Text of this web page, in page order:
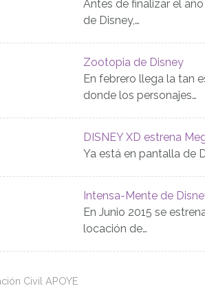
Antes de finalizar el
de Disney,…
Zootopia de Disney
En febrero llega la tan
donde los personajes…
DISNEY XD estrena
Ya está en pantalla de
Intensa-Mente de
En Junio 2015 se
locación de…
Civil APOYE